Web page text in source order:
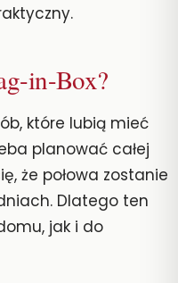
in-Box?
które lubią mieć
planować całej
że połowa zostanie
Dlatego ten
jak i do